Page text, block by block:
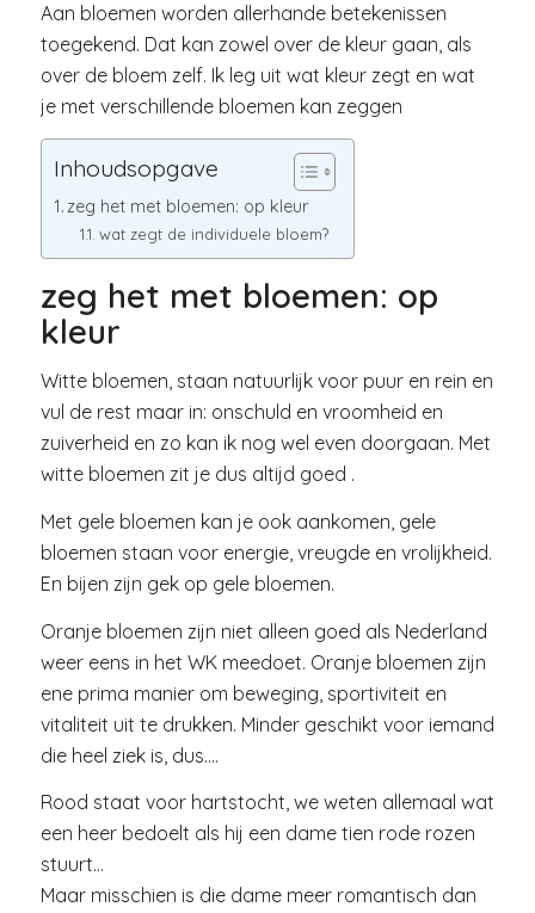
Aan bloemen worden allerhande betekenissen
toegekend. Dat kan zowel over de kleur gaan, als
over de bloem zelf. Ik leg uit wat kleur zegt en wat
je met verschillende bloemen kan zeggen
Inhoudsopgave
zeg het met bloemen: op kleur
wat zegt de individuele bloem?
zeg het met bloemen: op
kleur
Witte bloemen, staan natuurlijk voor puur en rein en
vul de rest maar in: onschuld en vroomheid en
zuiverheid en zo kan ik nog wel even doorgaan. Met
witte bloemen zit je dus altijd goed .
Met gele bloemen kan je ook aankomen, gele
bloemen staan voor energie, vreugde en vrolijkheid.
En bijen zijn gek op gele bloemen.
Oranje bloemen zijn niet alleen goed als Nederland
weer eens in het WK meedoet. Oranje bloemen zijn
ene prima manier om beweging, sportiviteit en
vitaliteit uit te drukken. Minder geschikt voor iemand
die heel ziek is, dus….
Rood staat voor hartstocht, we weten allemaal wat
een heer bedoelt als hij een dame tien rode rozen
stuurt…
Maar misschien is die dame meer romantisch dan